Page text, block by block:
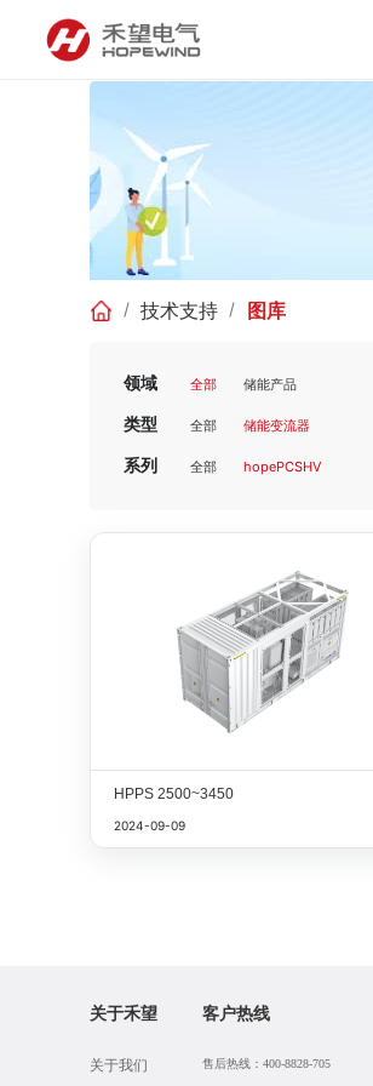
技术支持 图库
领域 全部 储能产品
类型 全部 储能变流器
系列 全部 hopePCSHV
HPPS 2500~3450
2024-09-09
关于禾望
关于我们
客户热线
售后热线 ：400-8828-705